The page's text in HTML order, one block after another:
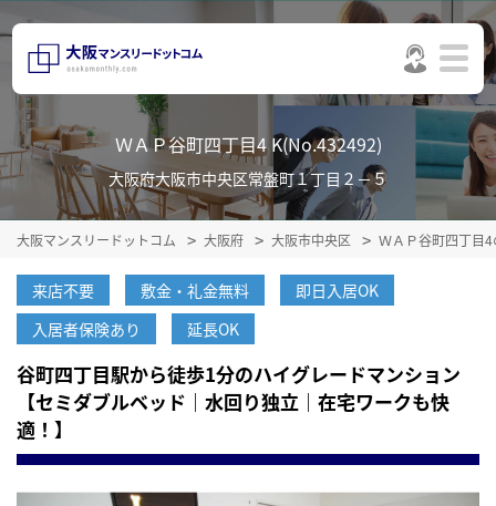
ＷＡＰ谷町四丁目4 K(No.432492)
大阪府大阪市中央区常盤町１丁目２－５
大阪マンスリードットコム 大阪府 大阪市中央区 ＷＡＰ谷町四丁目
来店不要 敷金・礼金無料
即日入居OK
入居者保険あり
延長OK
谷町四丁目駅から徒歩1分のハイグレードマンション
【セミダブルベッド｜水回り独立｜在宅ワークも快
適！】